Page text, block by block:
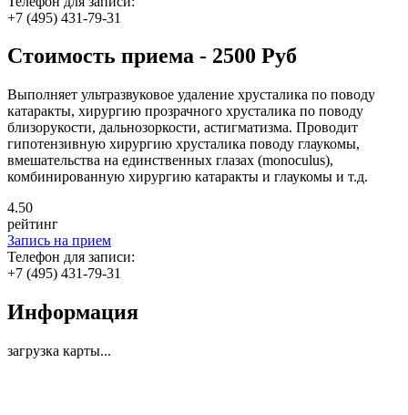
+7 (495) 431-79-31
Стоимость приема - 2500 Руб
Выполняет ультразвуковое удаление хрусталика по поводу
катаракты, хирургию прозрачного хрусталика по поводу
близорукости, дальнозоркости, астигматизма. Проводит
гипотензивную хирургию хрусталика поводу глаукомы,
вмешательства на единственных глазах (monoculus),
комбинированную хирургию катаракты и глаукомы и т.д.
4.50
рейтинг
Запись на прием
Телефон для записи:
+7 (495) 431-79-31
Информация
загрузка карты...